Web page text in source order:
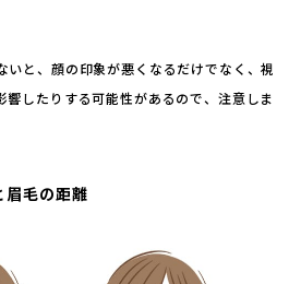
いと、顔の印象が悪くなるだけでなく、視
響したりする可能性があるので、注意しま
眉毛の距離